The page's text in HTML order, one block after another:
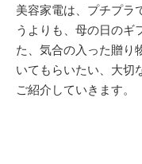
美容家電は、プチプラ
うよりも、母の日のギ
た、気合の入った贈り
いてもらいたい、大切
ご紹介していきます。